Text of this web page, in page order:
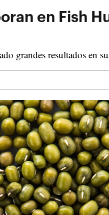
en Fish
grandes resultados en